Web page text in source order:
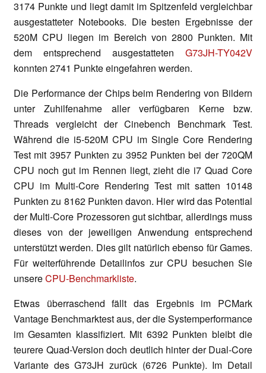
3174 Punkte und liegt damit im Spitzenfeld vergleichbar
ausgestatteter Notebooks. Die besten Ergebnisse der
520M CPU liegen im Bereich von 2800 Punkten. Mit
dem entsprechend ausgestatteten G73JH-TY042V
konnten 2741 Punkte eingefahren werden.
Die Performance der Chips beim Rendering von Bildern
unter Zuhilfenahme aller verfügbaren Kerne bzw.
Threads vergleicht der Cinebench Benchmark Test.
Während die i5-520M CPU im Single Core Rendering
Test mit 3957 Punkten zu 3952 Punkten bei der 720QM
CPU noch gut im Rennen liegt, zieht die i7 Quad Core
CPU im Multi-Core Rendering Test mit satten 10148
Punkten zu 8162 Punkten davon. Hier wird das Potential
der Multi-Core Prozessoren gut sichtbar, allerdings muss
dieses von der jeweiligen Anwendung entsprechend
unterstützt werden. Dies gilt natürlich ebenso für Games.
Für weiterführende Detailinfos zur CPU besuchen Sie
unsereCPU-Benchmarkliste.
Etwas überraschend fällt das Ergebnis im PCMark
Vantage Benchmarktest aus, der die Systemperformance
im Gesamten klassifiziert. Mit 6392 Punkten bleibt die
teurere Quad-Version doch deutlich hinter der Dual-Core
Variante des G73JH zurück (6726 Punkte). Im Detail